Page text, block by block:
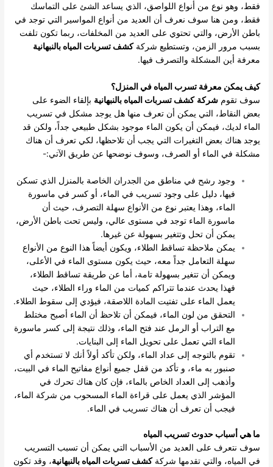
فقط، وهو نوع من أنواع اللواصق، الذي يساعد الشئ على التماسك
فقط، ومن هنا سوف نعرف أن العديد من أنواع المواسير التي توجد في
باطن الأرض، والتي تحتوي على العديد من المخلفات، ربما تكون تلفت
بسبب مرور الزمن، وتستطيع شركةكشف تسربات المياه بالنبهانية
معرفة أين المشكلة والتصرف فيها.
كيف يمكن معرفة تسرب المياه في المنزل؟
سوف تقومشركة كشف تسربات المياه بالنبهانية بإلقاء الضوء على
بعض النقاط، التي يمكن أن تعرف منها هل يوجد مشكل في تسريب
الماء لديك، فيمكن أن يكون الماء موجود بشكل طبيعي جداً، ولكن قد
يوجد هناك بعض التغيرات التي يجب أن تلاحظها، لكي تعرف أن هناك
مشكلة في الماء أو الصرف، وسوف نوضحها عن طريق الآتي:-
وجود رشح في مناطق من الجدران الخاصة بالمنزل الذي تسكن
فيها، دليل على وجود تسريب في الماء، أو كسر في ماسورة
الماء، وهذا يعتبر نوع من الأنواع سهلة التصرف، حيث أن
ماسورة الماء توجد في مستوى عالي، وليس تحت باطن الأرض،
يمكن أن تحل وتتغير بسهولة عن غيرها.
يمكن ملاحظة تساقط الطلاء، ويكون أيضاً هذا النوع من الأنواع
سهلة التعامل جداً معه، حيث يكون مستوى الماء في الأعلى،
ويمكن أن تتغير بسهولة تامة، أما عن طريقة تساقط الطلاء،
فهذا يحدث عندما تتراكم كميات من الماء وراء الطلاء، حيث
يعمل الماء على تفتيت المادة اللاصقة، فيؤدي إلى سقوط الطلاء.
التحقق من لون الماء، فيمكن أن تلاحظ أن الماء أصبح مختلط
مع التراب أو الرمل عند فتح الماء، وذلك نتيجة إلى كسر ماسورة
الماء التي تعمل على تحويل الماء إلى البنايات.
تقوم بالتوجه إلى عداد الماء، ولكن تأكد أولاً أنك لا تستخدم أي
صنبور به ماء، و تأكد من قفل جميع أنواع مفاتيح الماء في البيت،
وأذهب إلى العداد الخاص بالماء، فإن كان هناك تحرك في
المؤشر الذي يعمل على قراءة الماء المسحوب من شركة الماء،
فيجب أن تعرف أن هناك تسريب في الماء.
ما هي أسباب حدوث تسريب المياه
سوف نتعرف على العديد من الأسباب التي يمكن أن تسبب التسريب
في المياه، والتي تقدمها شركةكشف تسربات المياه بالنبهانية، وقد تكون